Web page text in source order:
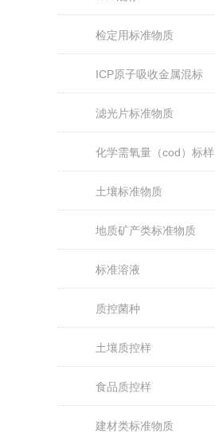
检定用标准物质
ICP原子吸收金属混标
滤光片标准物质
化学需氧量（cod）标样
土壤标准物质
地质矿产类标准物质
标准溶液
质控菌种
土壤质控样
食品质控样
建材类标准物质